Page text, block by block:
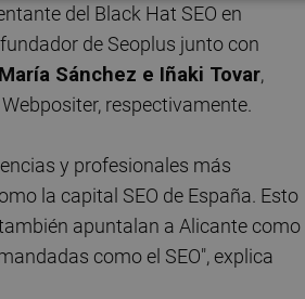
del Black Hat SEO en
de Seoplus junto con
María Sánchez e Iñaki Tovar,
respectivamente.
y profesionales más
la capital SEO de España. Esto
también apuntalan a Alicante como
como el SEO", explica